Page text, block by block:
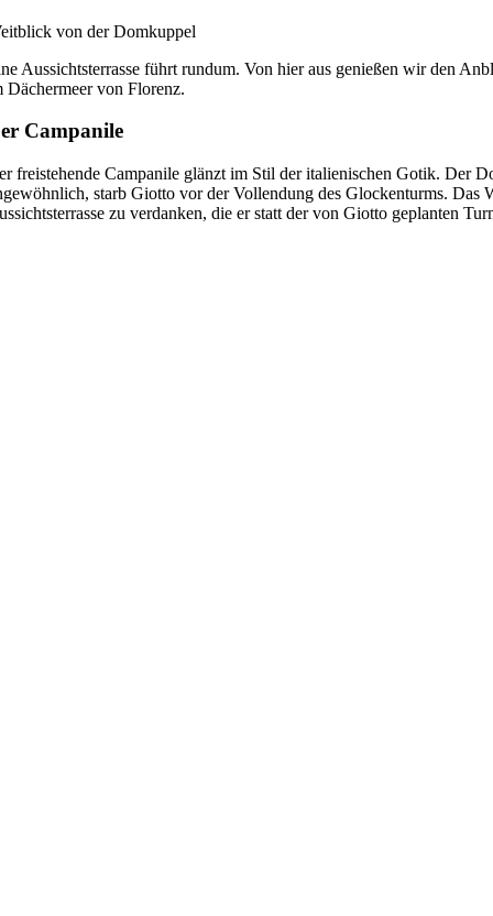
von der Domkuppel
Aussichtsterrasse führt rundum. Von hier aus genießen wir den
Dächermeer von Florenz.
Campanile
freistehende Campanile glänzt im Stil der italienischen Gotik. Der
starb Giotto vor der Vollendung des Glockenturms. Das
zu verdanken, die er statt der von Giotto geplanten